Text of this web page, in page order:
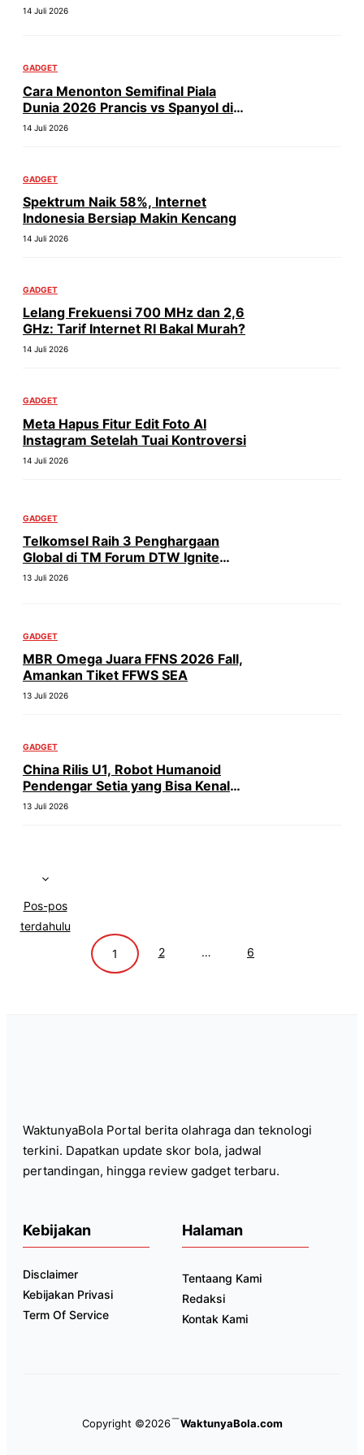
14 Juli 2026
GADGET
Cara Menonton Semifinal Piala
Dunia 2026 Prancis vs Spanyol di
HP
14 Juli 2026
GADGET
Spektrum Naik 58%, Internet
Indonesia Bersiap Makin Kencang
14 Juli 2026
GADGET
Lelang Frekuensi 700 MHz dan 2,6
GHz: Tarif Internet RI Bakal Murah?
14 Juli 2026
GADGET
Meta Hapus Fitur Edit Foto AI
Instagram Setelah Tuai Kontroversi
14 Juli 2026
GADGET
Telkomsel Raih 3 Penghargaan
Global di TM Forum DTW Ignite
2026
13 Juli 2026
GADGET
MBR Omega Juara FFNS 2026 Fall,
Amankan Tiket FFWS SEA
13 Juli 2026
GADGET
China Rilis U1, Robot Humanoid
Pendengar Setia yang Bisa Kenal
Emosi
13 Juli 2026
Pos-pos
terdahulu
Halaman
1 Halaman
2 … Halaman
6
WaktunyaBola Portal berita olahraga dan teknologi
terkini. Dapatkan update skor bola, jadwal
pertandingan, hingga review gadget terbaru.
Kebijakan
Disclaimer
Kebijakan Privasi
Term Of Service
Halaman
Tentaang Kami
Redaksi
Kontak Kami
Copyright ©2026 WaktunyaBola.com